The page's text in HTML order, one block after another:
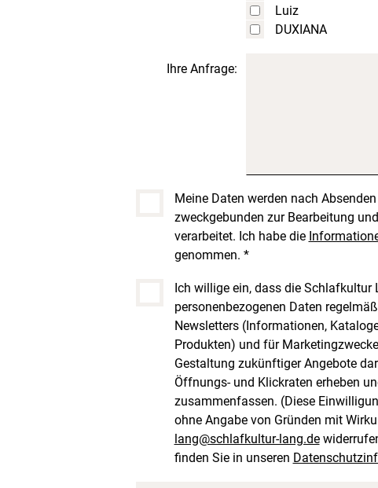
Luiz
DUXIANA
Ihre Anfrage:
Meine Daten werden nach
zweckgebunden zur Bearbeitung
verarbeitet. Ich habe die
genommen. *
Ich willige ein, dass die Schlafkultur
personenbezogenen Daten
Newsletters (Informationen,
Produkten) und für
Gestaltung zukünftiger Angebote
Öffnungs- und Klickraten erheben
zusammenfassen. (Diese
ohne Angabe von Gründen mit
lang@schlafkultur-lang.de
finden Sie in unseren